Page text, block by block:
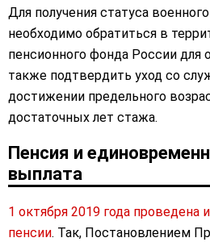
Для получения статуса
необходимо обратиться в
пенсионного фонда России для
также подтвердить уход со
достижении предельного
достаточных лет стажа.
Пенсия и
выплата
1 октября 2019 года проведена
пенсии. Так, Постановлением